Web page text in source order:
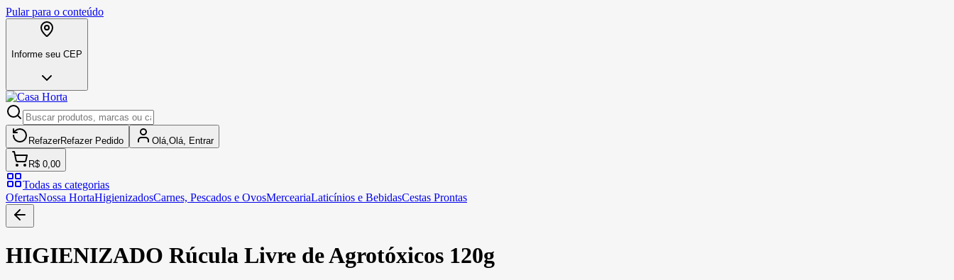
Pular para o conteúdo
Informe seu CEP
RefazerRefazer Pedido Olá, Olá, Entrar
R$ 0,00
Todas as categorias
OfertasNossa HortaHigienizadosCarnes, Pescados e OvosMerceariaLaticínios e BebidasCestas Prontas
HIGIENIZADO Rúcula Livre de Agrotóxicos 120g